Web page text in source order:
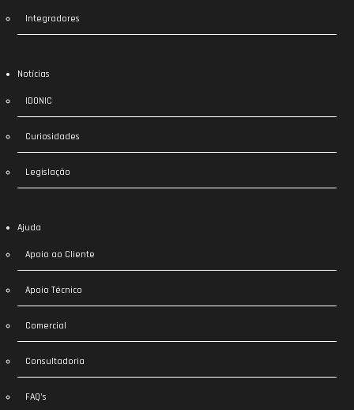
Integradores
Notícias
IDONIC
Curiosidades
Legislação
Ajuda
Apoio ao Cliente
Apoio Técnico
Comercial
Consultadoria
FAQ’s